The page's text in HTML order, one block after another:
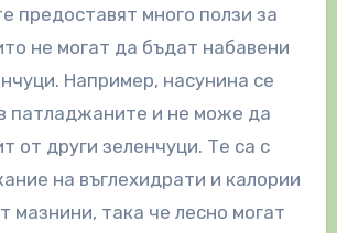
предоставят много ползи за
не могат да бъдат набавени
Например, насунина се
патладжаните и не може да
от други зеленчуци. Те са с
на въглехидрати и калории
мазнини, така че лесно могат